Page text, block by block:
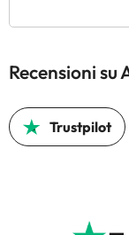
Recensioni su
Trustpilot